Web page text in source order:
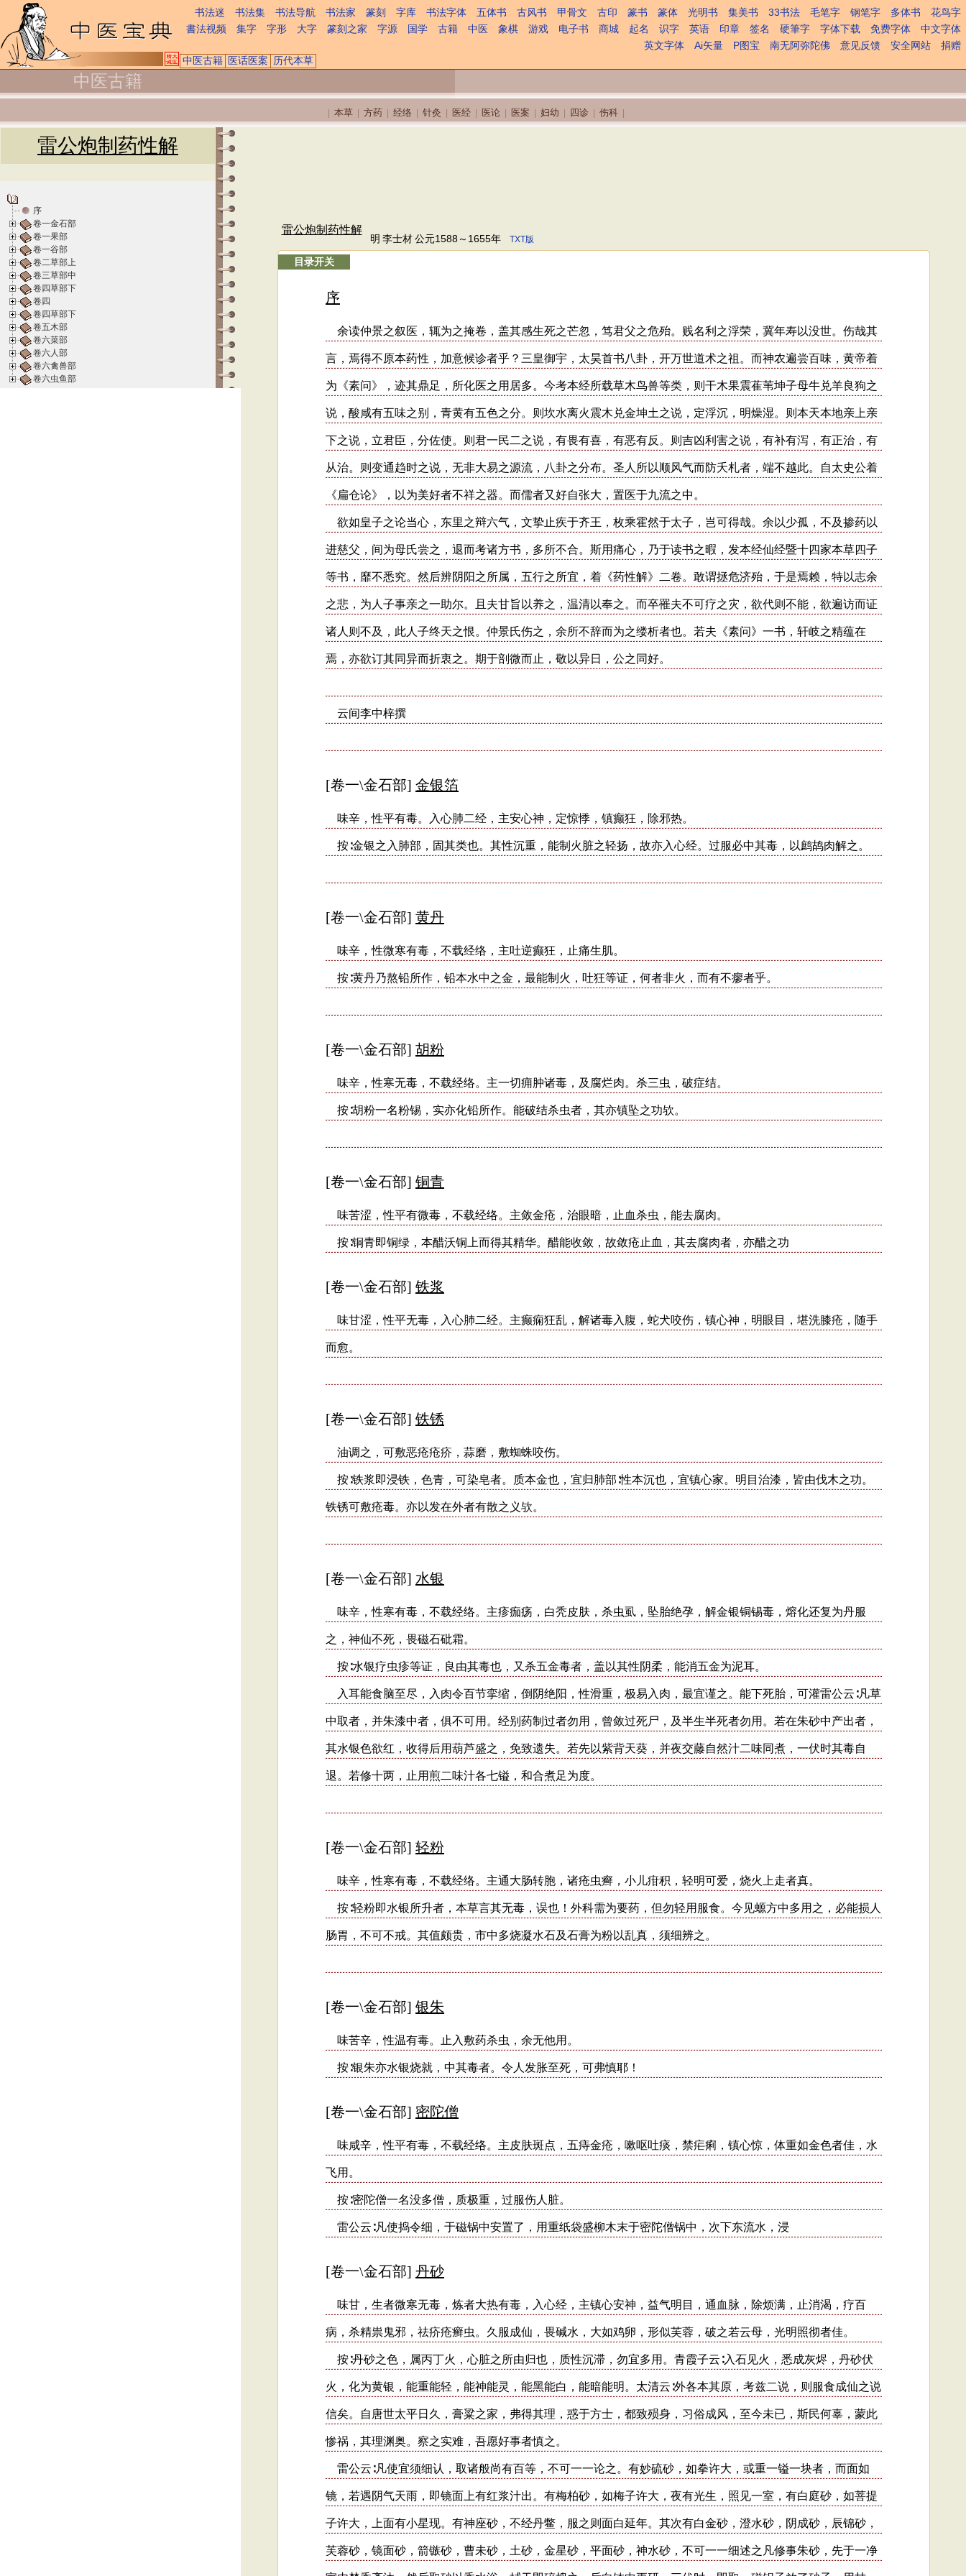
书法迷 书法集 书法导航 书法家 篆刻 字库 书法字体 五体书 古风书 甲骨文 古印 篆书 篆体 光明书 集美书 33书法 毛笔字 钢笔字 多体书
花鸟字
書法视频
集字 字形 大字 篆刻之家 字源 国学 古籍 中医 象棋 游戏 电子书 商城 起名 识字 英语 印章 签名 硬筆字 字体下载 免费字体
中文字体
英文字体
Ai矢量 P图宝 南无阿弥陀佛 意见反馈 安全网站
捐赠
中医古籍 医话医案 历代本草
中医古籍
本草 方药 经络 针灸 医经 医论 医案 妇幼 四诊 伤科
雷公炮制药性解
序
卷一金石部
卷一果部
卷一谷部
卷二草部上
卷三草部中
卷四草部下
卷四
卷四草部下
卷五木部
卷六菜部
卷六人部
卷六禽兽部
卷六虫鱼部
雷公炮制药性解
明 李士材 公元1588～1655年 TXT版
目录开关